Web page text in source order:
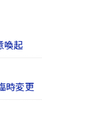
喚起
時変更